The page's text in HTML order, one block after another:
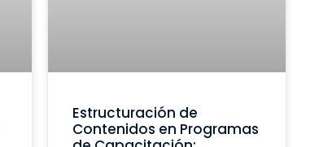
Estructuración de
Contenidos en Programas